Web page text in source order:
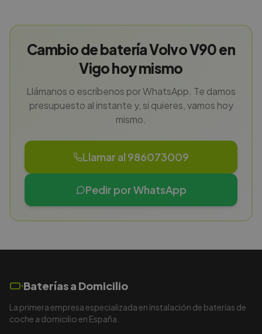
Cambio de batería Volvo V90 en
Vigo hoy mismo
Llámanos o escríbenos por WhatsApp. Te damos
presupuesto al instante y, si quieres, vamos hoy
mismo.
Llamar al 986073009
Pedir por WhatsApp
Baterías a Domicilio
La primera empresa especializada en instalación de baterías de
coche a domicilio en España.